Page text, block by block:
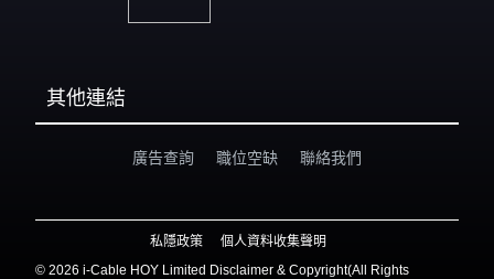
其他連結
廣告查詢 職位空缺 聯絡我們
私隱政策
個人資料收集聲明
© 2026 i-Cable HOY Limited Disclaimer & Copyright(All Rights